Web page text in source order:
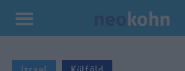
Kilépés
tartalomba